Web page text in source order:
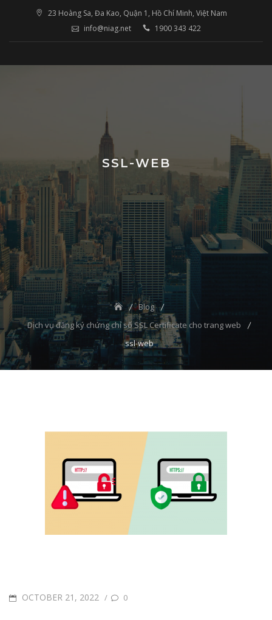
23 Hoàng Sa, Đa Kao, Quận 1, Hồ Chí Minh, Việt Nam
info@niag.net
1900 343 422
SSL-WEB
Blog
Dịch vụ đăng ký chứng chỉ số SSL Certificate cho trang web
ssl-web
POSTEDOCTOBER 21, 2022 / 0